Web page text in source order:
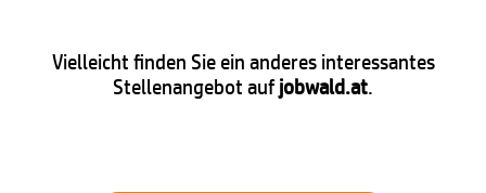
Vielleicht finden Sie ein anderes interessantes
Stellenangebot aufjobwald.at.